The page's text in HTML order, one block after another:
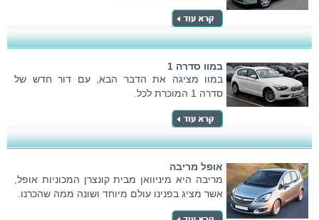
במוו סדרה 1
במוו מציגה את הדבר הבא, עם דור חדש של
סדרה 1 המוכרת לכל.
אופל מריבה
מריבה היא מיניוואן מבית קונצרן המכוניות אופל,
אשר מציג בפנינו עולם מיוחד ושונה ממה שהכרנו.